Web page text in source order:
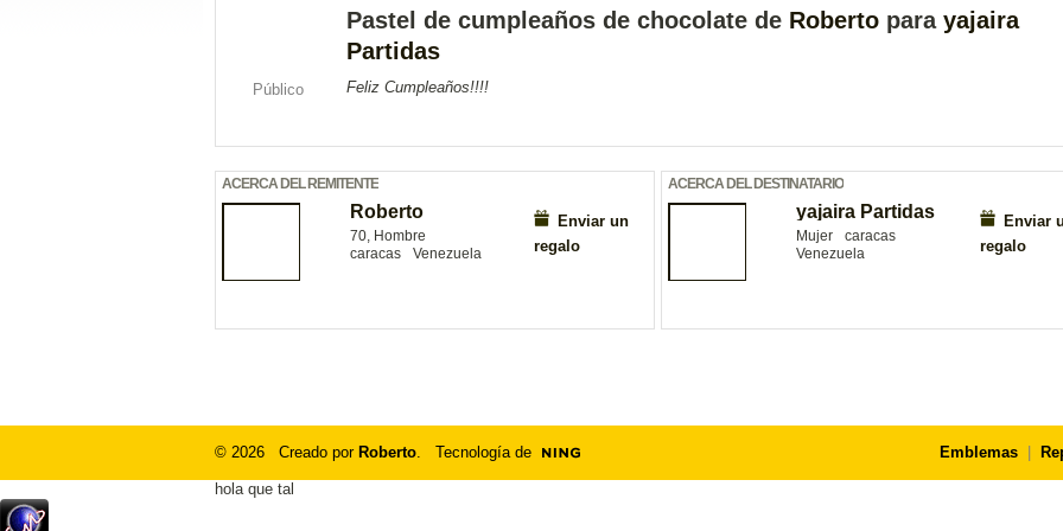
Público
Pastel de cumpleaños de chocolate de Roberto para yajaira
Partidas
Feliz Cumpleaños!!!!
ACERCA DEL REMITENTE
Roberto
70, Hombre
caracas
Venezuela
Enviar un
regalo
ACERCA DEL DESTINATARIO
yajaira Partidas
Mujer
caracas
Venezuela
Enviar
regalo
© 2026 Creado por Roberto. Tecnología de Emblemas
hola que tal